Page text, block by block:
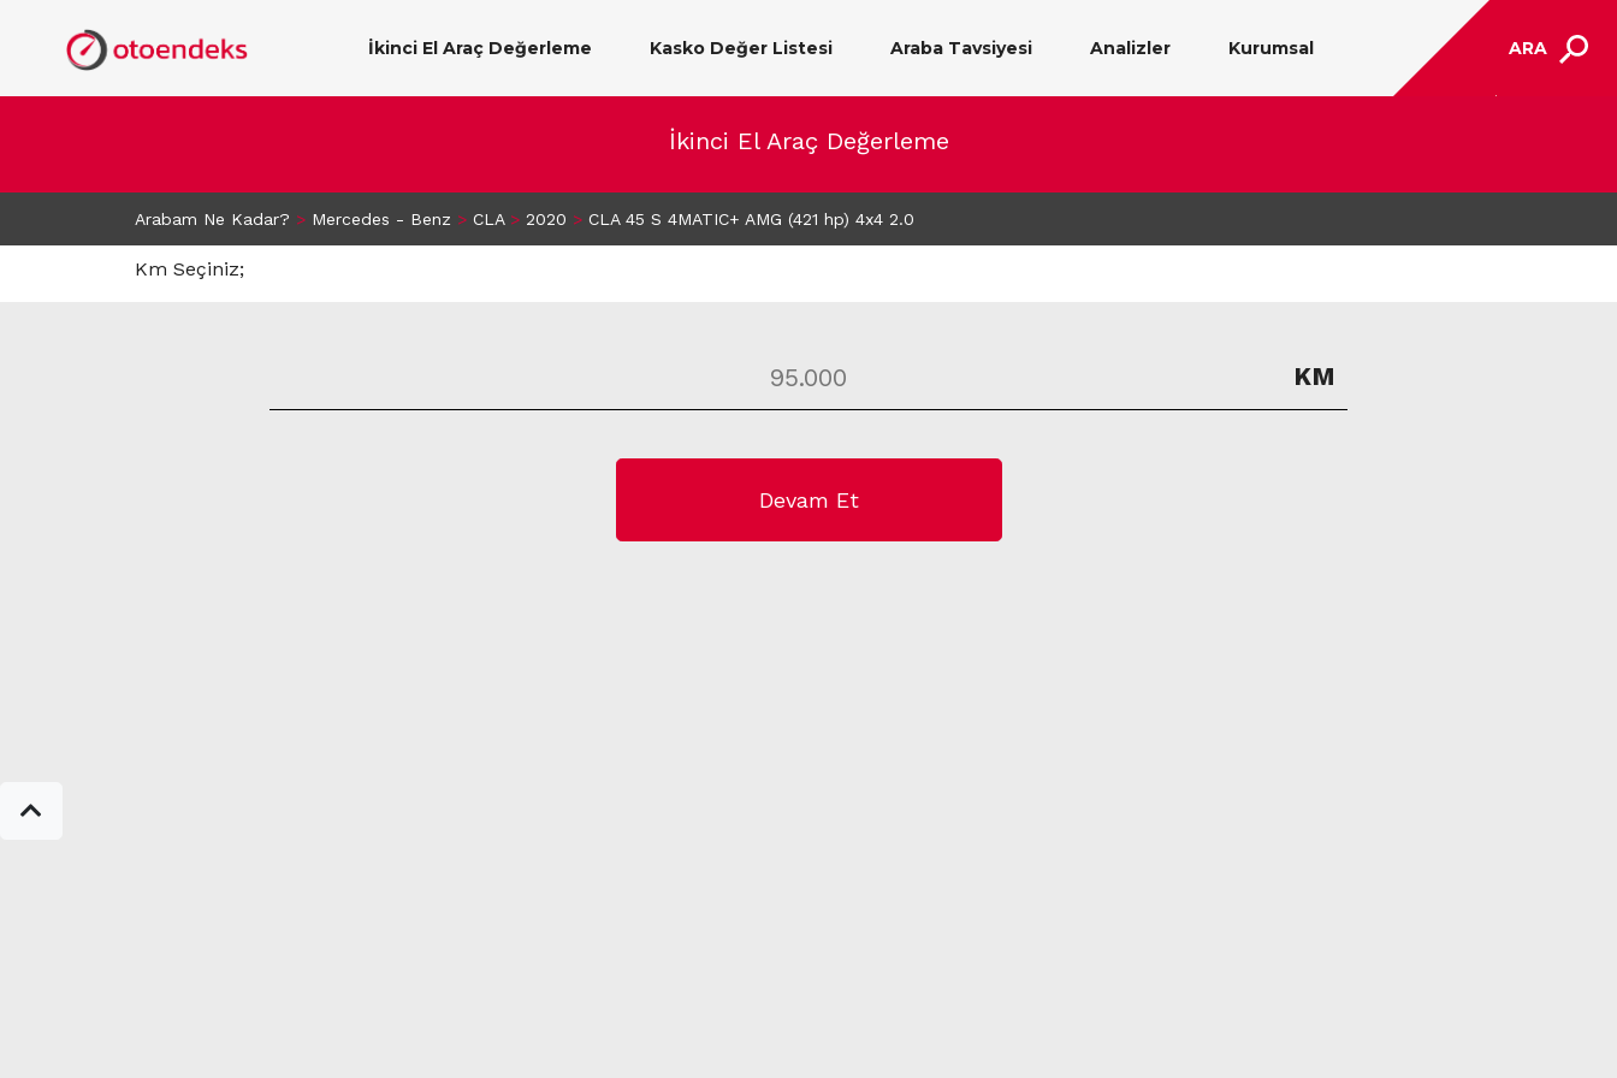
İkinci El Araç Değerleme Kasko Değer Listesi Araba Tavsiyesi Analizler Kurumsal ARA
İkinci El Araç Değerleme
Arabam Ne Kadar? > Mercedes - Benz > CLA > 2020 > CLA 45 S 4MATIC+ AMG (421 hp) 4x4 2.0
Km Seçiniz;
KM
Devam Et